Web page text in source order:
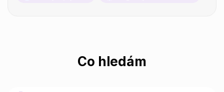
Co hledám